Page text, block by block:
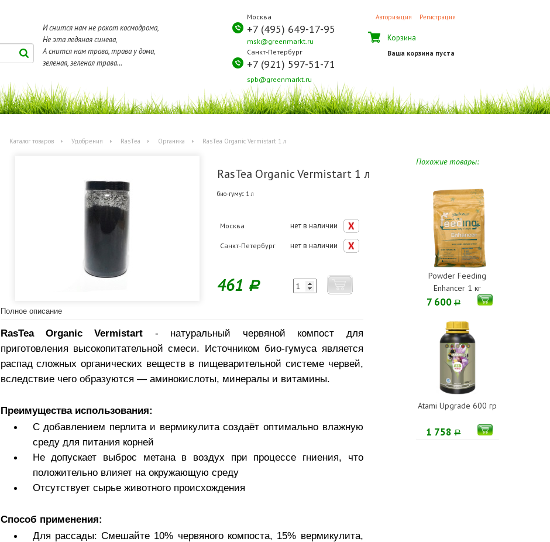
И снится нам не рокот космодрома,
Не эта ледяная синева,
А снится нам трава, трава у дома,
зеленая, зеленая трава...
Москва
+7 (495) 649-17-95
msk@greenmarkt.ru
Санкт-Петербург
+7 (921) 597-51-71
spb@greenmarkt.ru
Авторизация Регистрация
Корзина
Ваша корзина пуста
Каталог товаров Удобрения RasTea Органика RasTea Organic Vermistart 1 л
RasTea Organic Vermistart 1 л
био-гумус 1 л
Москва нет в наличии
Санкт-Петербург нет в наличии
461 Р
Похожие товары:
Powder Feeding
Enhancer 1 кг
7 600Р
Atami Upgrade 600 гр
1 758Р
Полное описание
RasTea Organic Vermistart - натуральный червяной компост для
приготовления высокопитательной смеси. Источником био-гумуса является
распад сложных органических веществ в пищеварительной системе червей,
вследствие чего образуются — аминокислоты, минералы и витамины.
Преимущества использования:
С добавлением перлита и вермикулита создаёт оптимально влажную
среду для питания корней
Не допускает выброс метана в воздух при процессе гниения, что
положительно влияет на окружающую среду
Отсутствует сырье животного происхождения
Способ применения:
Для рассады: Смешайте 10% червяного компоста, 15% вермикулита,